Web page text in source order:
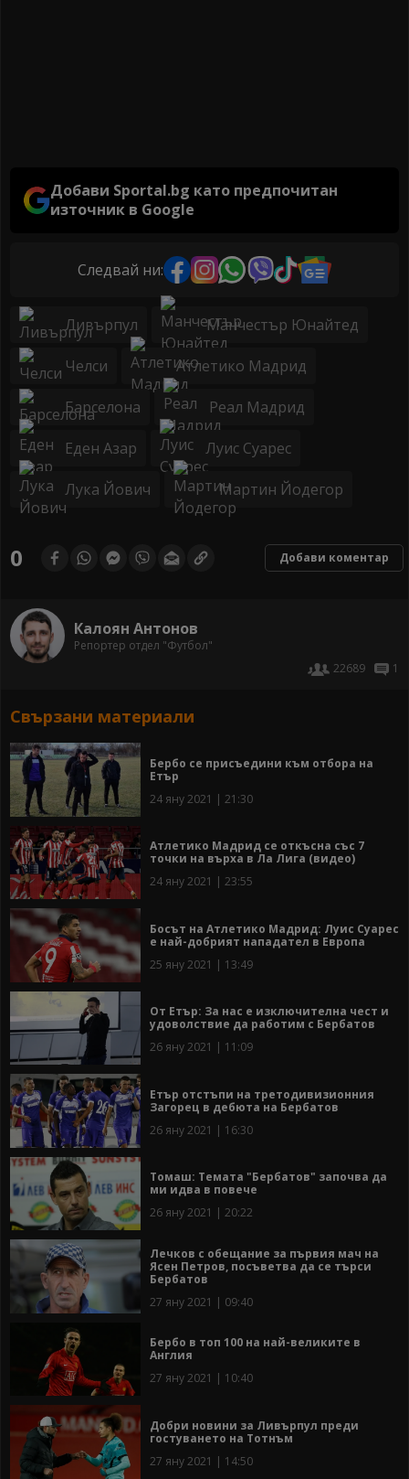
Добави Sportal.bg като предпочитан
източник в Google
Следвай ни:
Ливърпул Манчестър Юнайтед
Челси Атлетико Мадрид
Барселона Реал Мадрид
Еден Азар Луис Суарес
Лука Йович Мартин Йодегор
0 Добави коментар
Калоян Антонов
Репортер отдел "Футбол"
22689
1
Свързани материали
Бербо се присъедини към отбора на
Етър
24 яну 2021 | 21:30
Атлетико Мадрид се откъсна със 7
точки на върха в Ла Лига (видео)
24 яну 2021 | 23:55
Босът на Атлетико Мадрид: Луис Суарес
е най-добрият нападател в Европа
25 яну 2021 | 13:49
От Етър: За нас е изключителна чест и
удоволствие да работим с Бербатов
26 яну 2021 | 11:09
Етър отстъпи на третодивизионния
Загорец в дебюта на Бербатов
26 яну 2021 | 16:30
Томаш: Темата "Бербатов" започва да
ми идва в повече
26 яну 2021 | 20:22
Лечков с обещание за първия мач на
Ясен Петров, посъветва да се търси
Бербатов
27 яну 2021 | 09:40
Бербо в топ 100 на най-великите в
Англия
27 яну 2021 | 10:40
Добри новини за Ливърпул преди
гостуването на Тотнъм
27 яну 2021 | 14:50